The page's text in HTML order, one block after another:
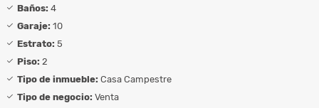
Baños: 4
Garaje: 10
Estrato: 5
Piso: 2
Tipo de inmueble: Casa Campestre
Tipo de negocio: Venta